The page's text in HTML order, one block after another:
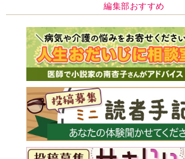
編集部おすすめ